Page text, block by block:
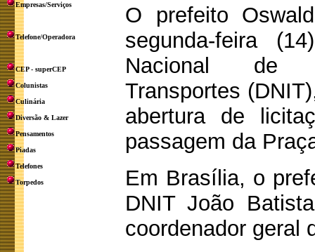
Empresas/Serviços
Telefone/Operadora
CEP - superCEP
Colunistas
Culinária
Diversão & Lazer
Pensamentos
Piadas
Telefones
Torpedos
O prefeito
segunda-feira
Nacional de
Transportes
abertura de
passagem da
Em Brasília, o
DNIT João
coordenador geral